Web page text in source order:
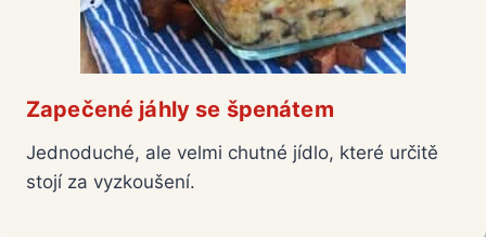
Zapečené jáhly se špenátem
Jednoduché, ale velmi chutné jídlo, které určitě
stojí za vyzkoušení.